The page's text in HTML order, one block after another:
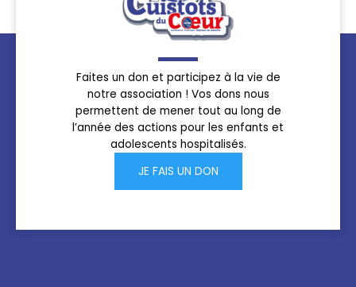
Faites un don et participez à la vie de
notre association ! Vos dons nous
permettent de mener tout au long de
l’année des actions pour les enfants et
adolescents hospitalisés.
JE FAIS UN DON